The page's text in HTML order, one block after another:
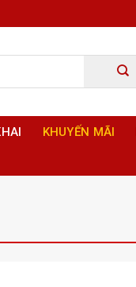
KHUYẾN MÃI